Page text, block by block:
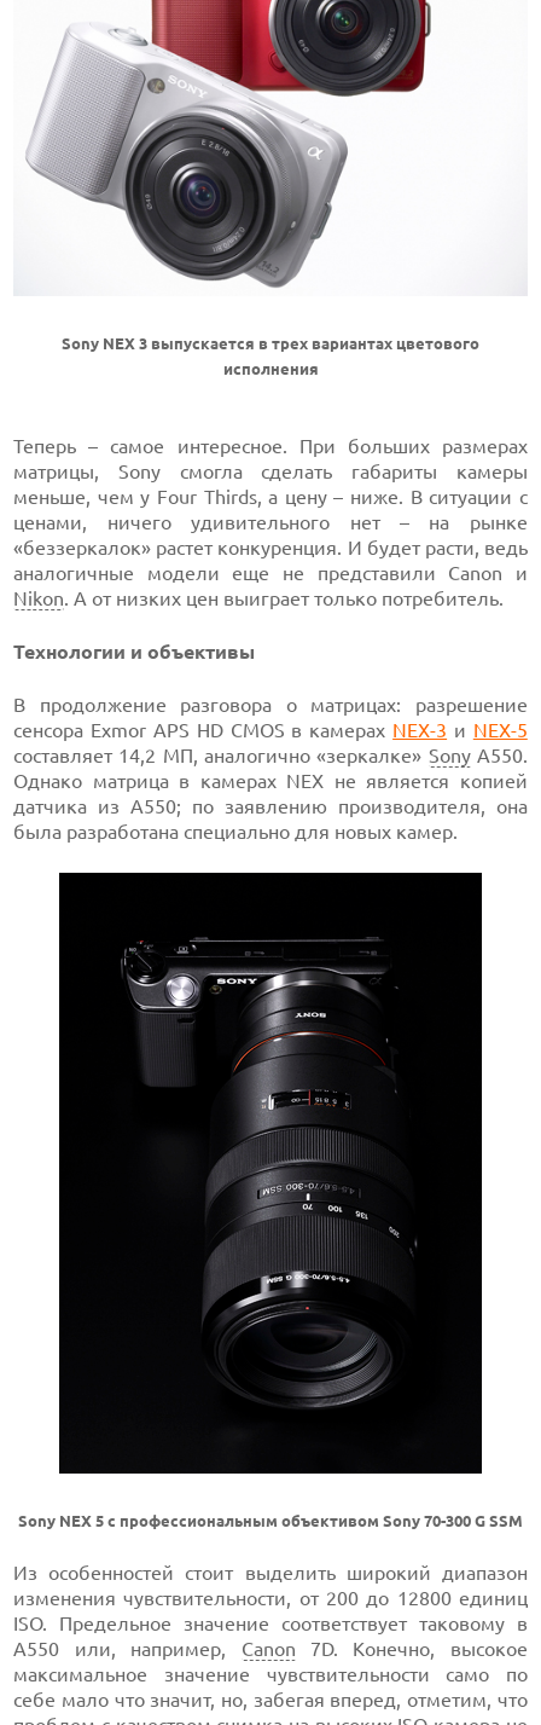
Sony NEX 3 выпускается в трех вариантах цветового
исполнения
Теперь – самое интересное. При больших размерах
матрицы, Sony смогла сделать габариты камеры
меньше, чем у Four Thirds, а цену – ниже. В ситуации с
ценами, ничего удивительного нет – на рынке
«беззеркалок» растет конкуренция. И будет расти, ведь
аналогичные модели еще не представили Canon и
Nikon. А от низких цен выиграет только потребитель.
Технологии и объективы
В продолжение разговора о матрицах: разрешение
сенсора Exmor APS HD CMOS в камерах NEX-3 и NEX-5
составляет 14,2 МП, аналогично «зеркалке» SonyA550.
Однако матрица в камерах NEX не является копией
датчика из A550; по заявлению производителя, она
была разработана специально для новых камер.
Sony NEX 5 с профессиональным объективом Sony 70-300 G SSM
Из особенностей стоит выделить широкий диапазон
изменения чувствительности, от 200 до 12800 единиц
ISO. Предельное значение соответствует таковому в
A550 или, например, Canon 7D. Конечно, высокое
максимальное значение чувствительности само по
себе мало что значит, но, забегая вперед, отметим, что